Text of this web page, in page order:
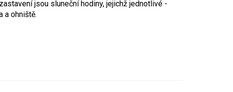
jsou sluneční hodiny, jejichž jednotlivé -
a ohniště.